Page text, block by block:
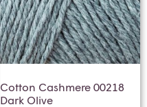
Cotton Cashmere 00218
Dark Olive